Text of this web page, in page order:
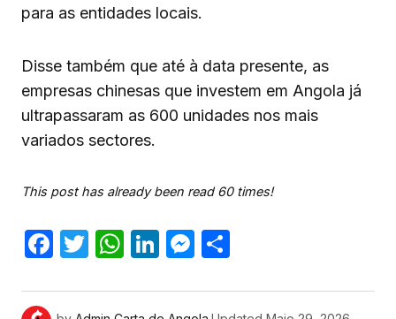
para as entidades locais.
Disse também que até à data presente, as
empresas chinesas que investem em Angola já
ultrapassaram as 600 unidades nos mais
variados sectores.
This post has already been read 60 times!
Facebook
Twitter
WhatsApp
LinkedIn
Messenger